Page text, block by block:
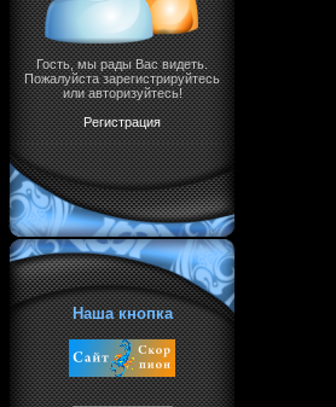
Гость, мы рады Вас видеть.
Пожалуйста зарегистрируйтесь
или авторизуйтесь!
Регистрация
Наша кнопка